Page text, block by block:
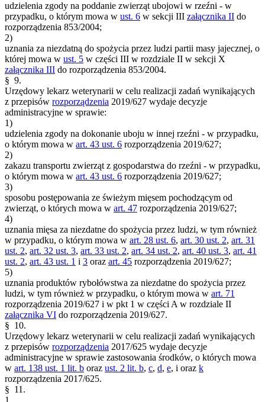
udzielenia zgody na poddanie zwierząt ubojowi w rzeźni - w
przypadku, o którym mowa w ust. 6 w sekcji III załącznika II do
rozporządzenia 853/2004;
2)
uznania za niezdatną do spożycia przez ludzi partii masy jajecznej, o
której mowa w ust. 5 w części III w rozdziale II w sekcji X
załącznika III do rozporządzenia 853/2004.
§ 9.
Urzędowy lekarz weterynarii w celu realizacji zadań wynikających
z przepisów rozporządzenia 2019/627 wydaje decyzje
administracyjne w sprawie:
1)
udzielenia zgody na dokonanie uboju w innej rzeźni - w przypadku,
o którym mowa w art. 43 ust. 6 rozporządzenia 2019/627;
2)
zakazu transportu zwierząt z gospodarstwa do rzeźni - w przypadku,
o którym mowa w art. 43 ust. 6 rozporządzenia 2019/627;
3)
sposobu postępowania ze świeżym mięsem pochodzącym od
zwierząt, o których mowa w art. 47 rozporządzenia 2019/627;
4)
uznania mięsa za niezdatne do spożycia przez ludzi, w tym również
w przypadku, o którym mowa w art. 28 ust. 6, art. 30 ust. 2, art. 31
ust. 2, art. 32 ust. 3, art. 33 ust. 2, art. 34 ust. 2, art. 40 ust. 3, art. 41
ust. 2, art. 43 ust. 1 i 3 oraz art. 45 rozporządzenia 2019/627;
5)
uznania produktów rybołówstwa za niezdatne do spożycia przez
ludzi, w tym również w przypadku, o którym mowa w art. 71
rozporządzenia 2019/627 i w pkt 1 w części A w rozdziale II
załącznika VI do rozporządzenia 2019/627.
§ 10.
Urzędowy lekarz weterynarii w celu realizacji zadań wynikających
z przepisów rozporządzenia 2017/625 wydaje decyzje
administracyjne w sprawie zastosowania środków, o których mowa
w art. 138 ust. 1 lit. b oraz ust. 2 lit. b, c, d, e, i oraz k
rozporządzenia 2017/625.
§ 11.